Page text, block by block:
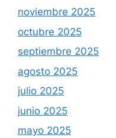
noviembre 2025
octubre 2025
septiembre 2025
agosto 2025
julio 2025
junio 2025
mayo 2025